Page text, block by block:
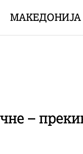
МАКЕДОНИЈА
–